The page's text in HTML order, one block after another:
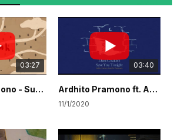
03:27
Ardhito Pramono - Sudah (Story of Kale - Original Motion Picture Soundtrack)
03:40
Ardhito Pramono ft. Aurélie Moeremans - I Just Couldn’t Save You Tonight (Story of Kale - OMPS)
11/1/2020